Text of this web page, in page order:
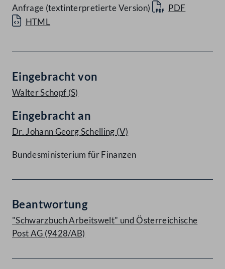
Anfrage (textinterpretierte Version)
PDF
HTML
Eingebracht von
Walter Schopf (S)
Eingebracht an
Dr. Johann Georg Schelling (V)
Bundesministerium für Finanzen
Beantwortung
"Schwarzbuch Arbeitswelt" und Österreichische
Post AG (9428/AB)